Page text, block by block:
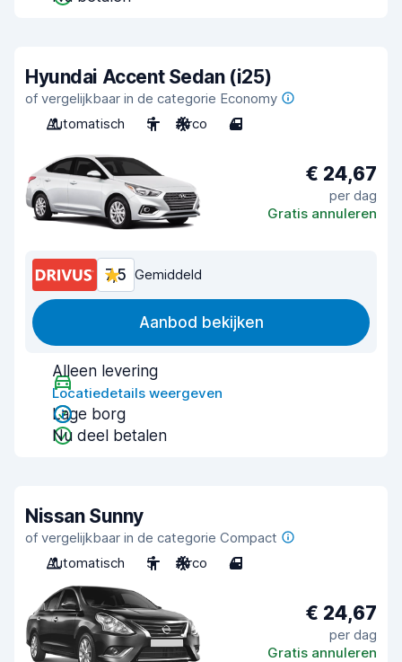
Hyundai Accent Sedan (i25)
of vergelijkbaar in de categorie Economy
Automatisch
5 Airco 4
€ 24,67
per dag
Gratis annuleren
7,5 Gemiddeld
Aanbod bekijken
Alleen levering
Locatiedetails weergeven
Lage borg
Nu deel betalen
Nissan Sunny
of vergelijkbaar in de categorie Compact
Automatisch
5 Airco 4
€ 24,67
per dag
Gratis annuleren